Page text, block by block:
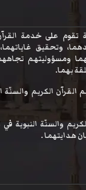
على خدمة القرآن
وتحقيق غاياتهما،
ومسؤوليتهم
بهما.
القرآن الكريم والسنّة
والسنّة النبوية
هدايتهما .